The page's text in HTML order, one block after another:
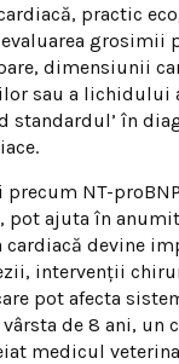
practic
grosimii
dimensiunii
sau a lichidului
standardul’ în
NT-
pot ajuta în
cardiacă devine
intervenții
pot afecta
de 8 ani, un
medicul